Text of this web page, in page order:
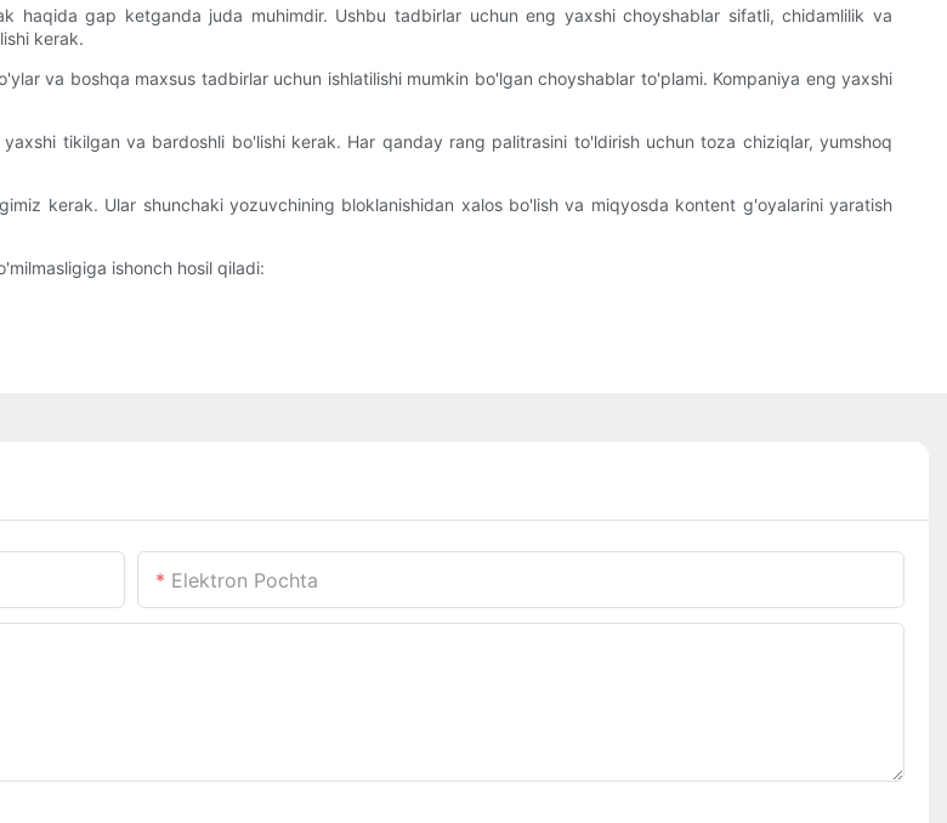
gap ketganda juda muhimdir. Ushbu tadbirlar uchun eng yaxshi choyshablar sifatli, chidamlilik va
kerak.
va boshqa maxsus tadbirlar uchun ishlatilishi mumkin bo'lgan choyshablar to'plami. Kompaniya eng yaxshi
tikilgan va bardoshli bo'lishi kerak. Har qanday rang palitrasini to'ldirish uchun toza chiziqlar, yumshoq
kerak. Ular shunchaki yozuvchining bloklanishidan xalos bo'lish va miqyosda kontent g'oyalarini yaratish
ishonch hosil qiladi:
Elektron Pochta